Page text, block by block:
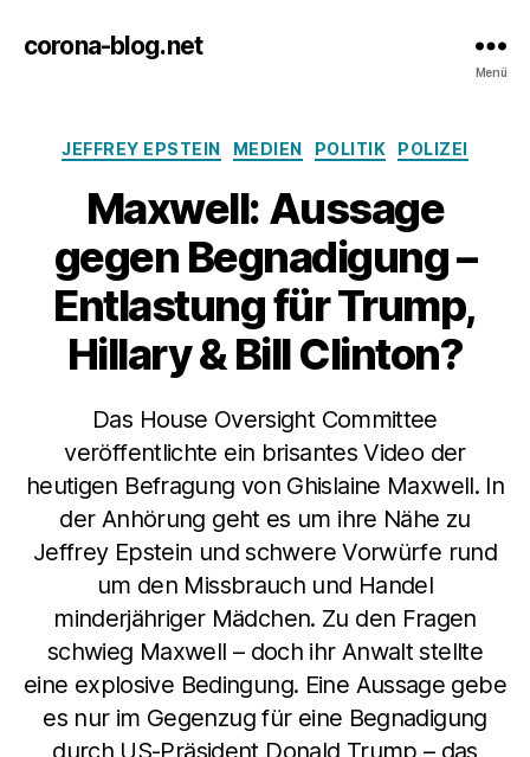
corona-blog.net
Menü
Kategorien
JEFFREY EPSTEIN MEDIEN POLITIK POLIZEI
Maxwell: Aussage
gegen Begnadigung –
Entlastung für Trump,
Hillary & Bill Clinton?
Das House Oversight Committee
veröffentlichte ein brisantes Video der
heutigen Befragung von Ghislaine Maxwell. In
der Anhörung geht es um ihre Nähe zu
Jeffrey Epstein und schwere Vorwürfe rund
um den Missbrauch und Handel
minderjähriger Mädchen. Zu den Fragen
schwieg Maxwell – doch ihr Anwalt stellte
eine explosive Bedingung. Eine Aussage gebe
es nur im Gegenzug für eine Begnadigung
durch US-Präsident Donald Trump – das